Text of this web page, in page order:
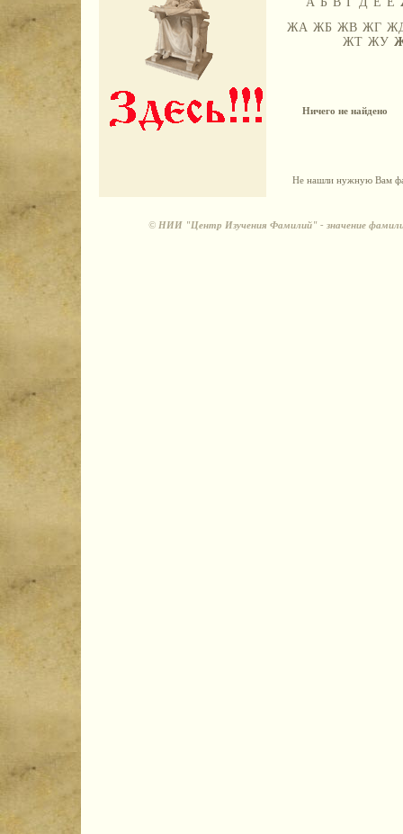
ЖА ЖБ ЖВ ЖГ
ЖТ ЖУ
Ничего не найдено
Не нашли нужную Вам
© НИИ "Центр Изучения Фамилий" - значение